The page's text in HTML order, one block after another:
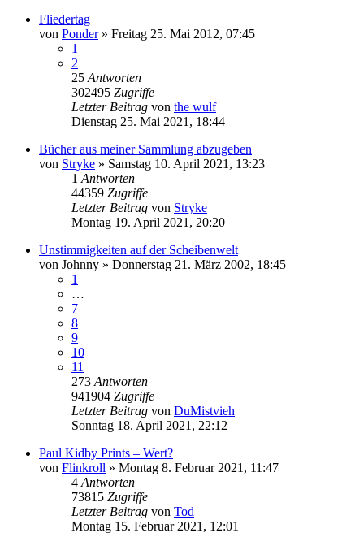
Fliedertag
von Ponder» Freitag 25. Mai 2012, 07:45
1
2
25 Antworten
302495 Zugriffe
Letzter Beitrag von the wulf
Dienstag 25. Mai 2021, 18:44
Bücher aus meiner Sammlung abzugeben
von Stryke » Samstag 10. April 2021, 13:23
1 Antworten
44359 Zugriffe
Letzter Beitrag von Stryke
Montag 19. April 2021, 20:20
Unstimmigkeiten auf der Scheibenwelt
von Johnny » Donnerstag 21. März 2002, 18:45
1
…
7
8
9
10
11
273 Antworten
941904 Zugriffe
Letzter Beitrag von DuMistvieh
Sonntag 18. April 2021, 22:12
Paul Kidby Prints – Wert?
von Flinkroll » Montag 8. Februar 2021, 11:47
4 Antworten
73815 Zugriffe
Letzter Beitrag von Tod
Montag 15. Februar 2021, 12:01